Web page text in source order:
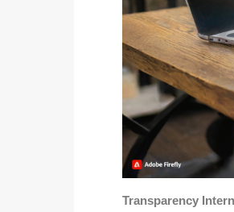
Transparency